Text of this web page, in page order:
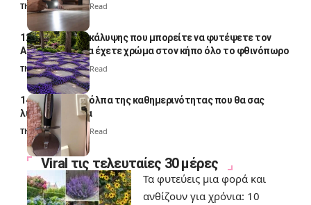
Thali Ombre4 Min Read
12 φυτά εδαφοκάλυψης που μπορείτε να φυτέψετε τον
Αύγουστο για να έχετε χρώμα στον κήπο όλο το φθινόπωρο
Thali Ombre7 Min Read
14 πανέξυπνα κόλπα της καθημερινότητας που θα σας
λύσουν τα χέρια
Thali Ombre 6 Min Read
Viral τις τελευταίες 30 μέρες
Τα φυτεύεις μια φορά και
ανθίζουν για χρόνια: 10